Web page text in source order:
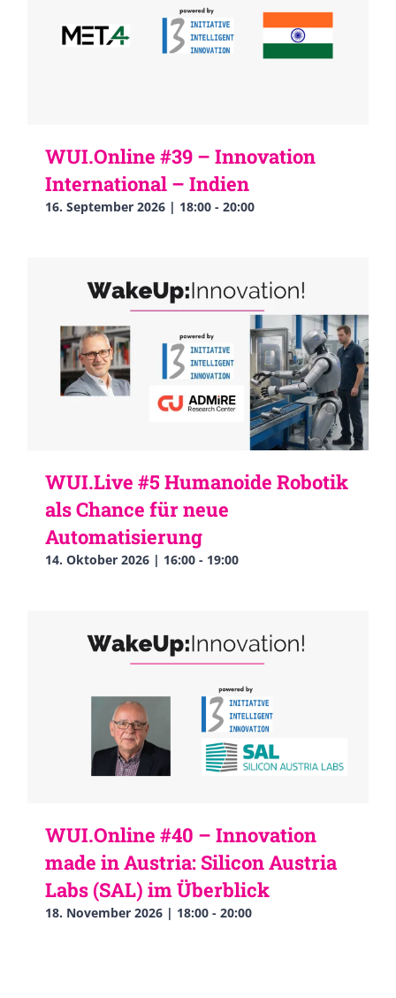
WUI.Online #39 – Innovation
International – Indien
16. September 2026 | 18:00 - 20:00
WUI.Live #5 Humanoide Robotik
als Chance für neue
Automatisierung
14. Oktober 2026 | 16:00 - 19:00
WUI.Online #40 – Innovation
made in Austria: Silicon Austria
Labs (SAL) im Überblick
18. November 2026 | 18:00 - 20:00